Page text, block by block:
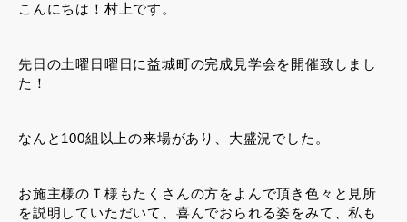
こんにちは！村上です。
先日の土曜日曜日に益城町の完成見学会を開催致しまし
た！
なんと100組以上の来場があり、大盛況でした。
お施主様のＴ様もたくさんの方をよんで頂き色々と見所
を説明していただいて、喜んでおられる姿をみて、私も